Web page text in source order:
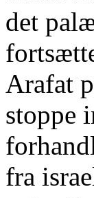
det
Arafat
stoppe
fra